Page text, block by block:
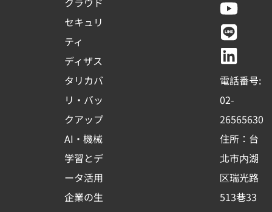
セキュリ
ティ
ディザス
タリカバ
リ・バッ
クアップ
AI・機械
学習とデ
ータ活用
企業の生
c
e
b
o
o
k
-
s
q
u
a
u
t
u
b
e
n
e
n
k
e
d
i
n
電話番号:
02-
26565630
住所：台
北市内湖
区瑞光路
513巷33